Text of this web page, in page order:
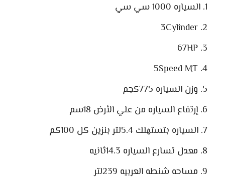
السياره 1000 سي سي
3Cylinder
67HP
5Speed MT
وزن السياره 775كجم
إرتفاع السياره من علي الأرض 18سم
السياره بتستهلك 5.4لتر بنزين كل 100كم
معدل تسارع السياره 14.3ثانيه
مساحه شنطه العربيه 239لتر